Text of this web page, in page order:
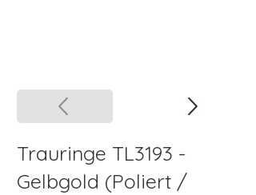
Trauringe TL3193 -
Gelbgold (Poliert /